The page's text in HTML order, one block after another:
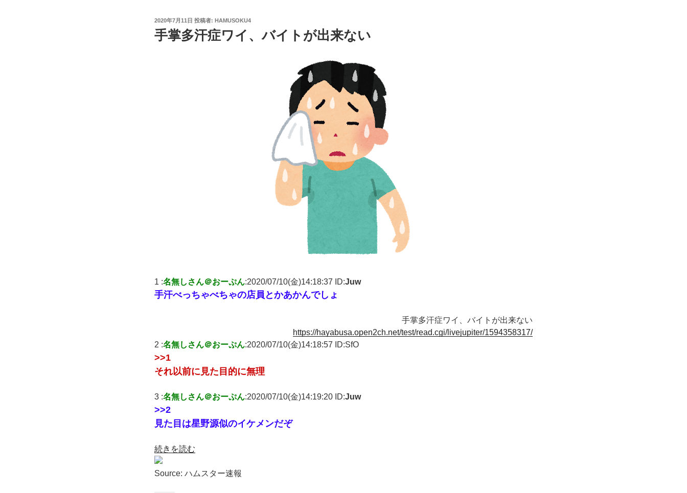
投
稿
日:
2020年7月11日 投稿者: HAMUSOKU4
手掌多汗症ワイ、バイトが出来ない
1 :名無しさん＠おーぷん:2020/07/10(金)14:18:37 ID:Juw
手汗べっちゃべちゃの店員とかあかんでしょ
手掌多汗症ワイ、バイトが出来ない
https://hayabusa.open2ch.net/test/read.cgi/livejupiter/1594358317/
2 :名無しさん＠おーぷん:2020/07/10(金)14:18:57 ID:SfO
>>1
それ以前に見た目的に無理
3 :名無しさん＠おーぷん:2020/07/10(金)14:19:20 ID:Juw
>>2
見た目は星野源似のイケメンだぞ
続きを読む
Source: ハムスター速報